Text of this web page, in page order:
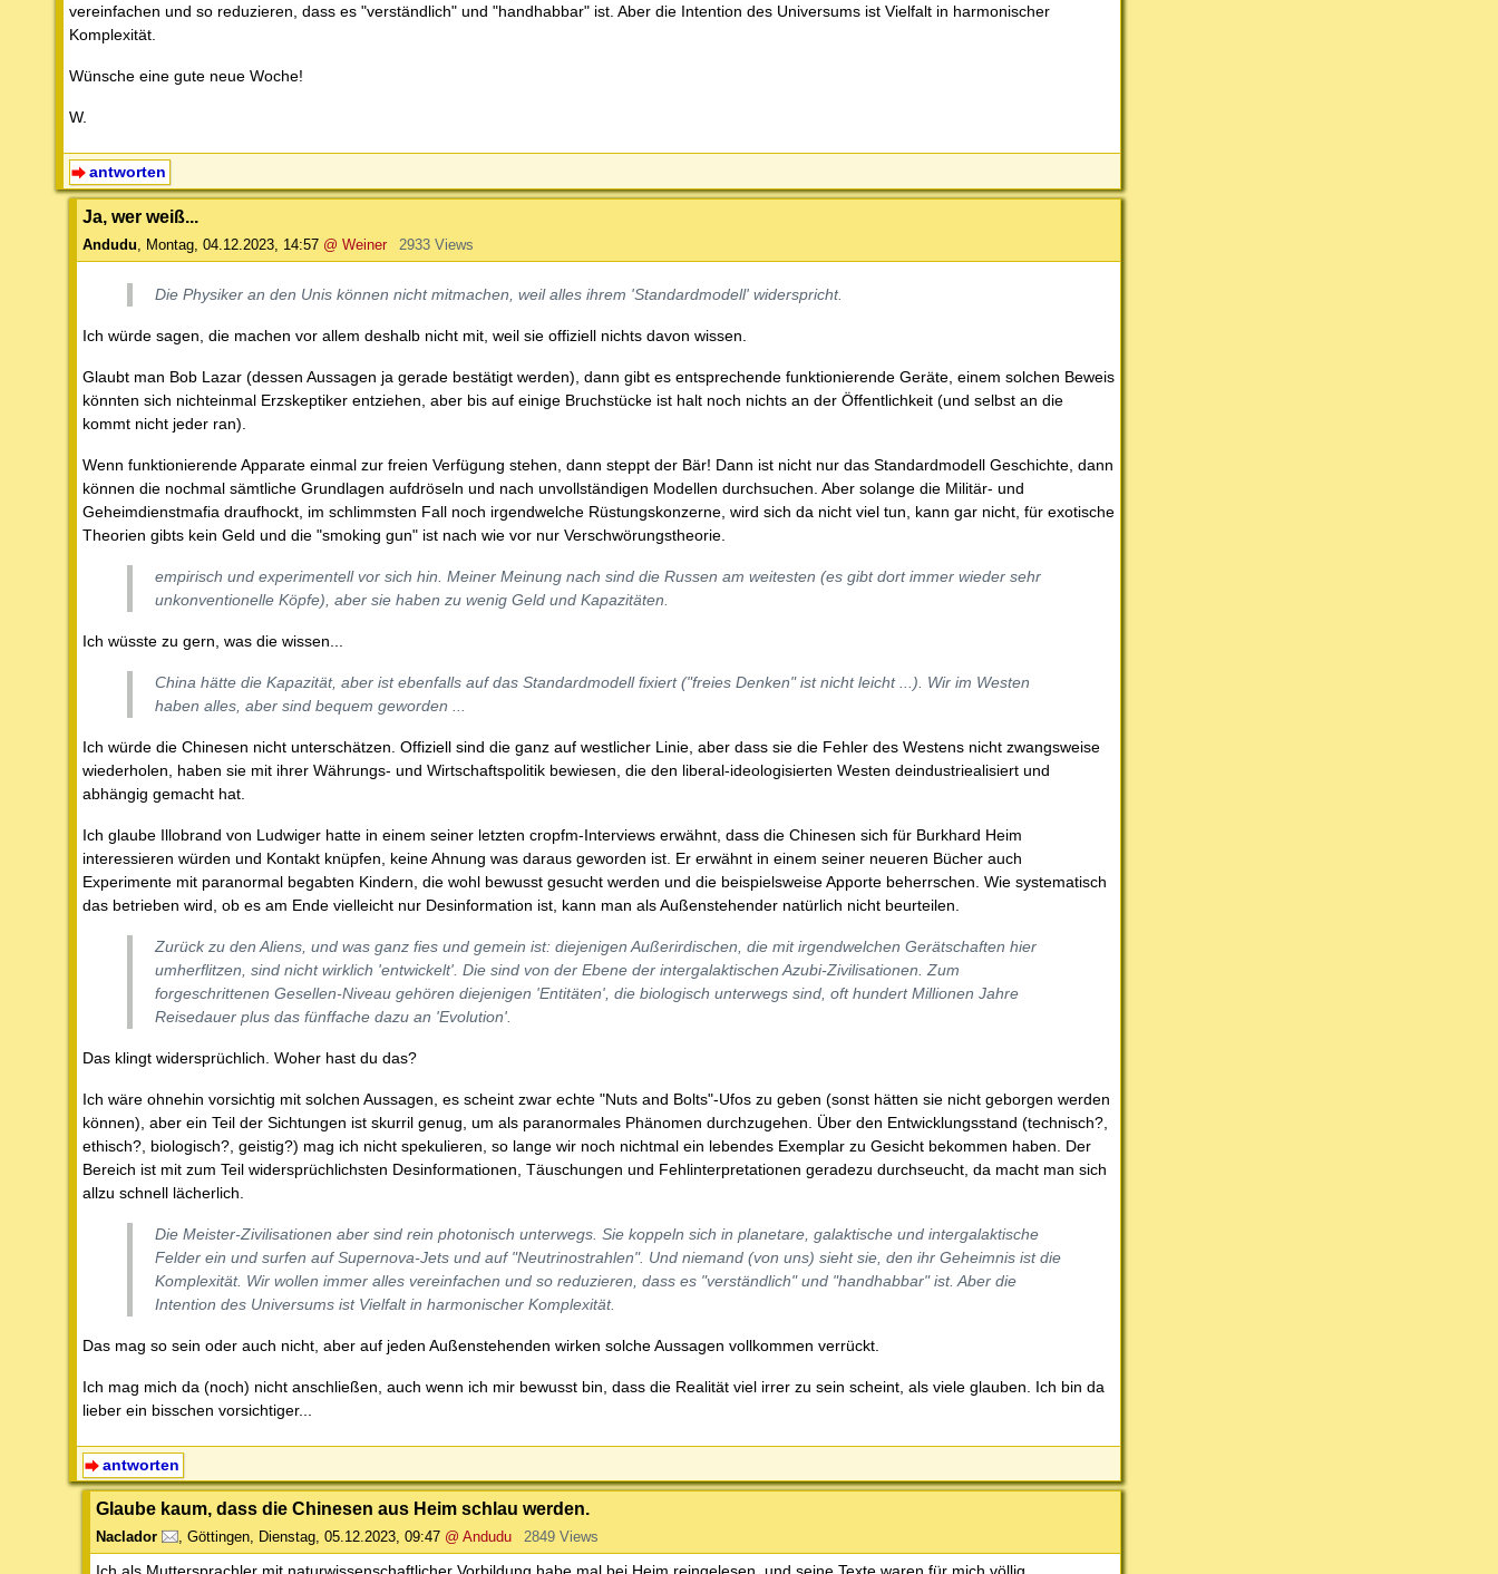
vereinfachen und so reduzieren, dass es "verständlich" und "handhabbar" ist. Aber die Intention des Universums ist Vielfalt in harmonischer
Komplexität.
Wünsche eine gute neue Woche!
W.
antworten
Ja, wer weiß...
Andudu Montag, 04.12.2023, 14:57 @ Weiner 2933 Views
Die Physiker an den Unis können nicht mitmachen, weil alles ihrem 'Standardmodell' widerspricht.
Ich würde sagen, die machen vor allem deshalb nicht mit, weil sie offiziell nichts davon wissen.
Glaubt man Bob Lazar (dessen Aussagen ja gerade bestätigt werden), dann gibt es entsprechende funktionierende Geräte, einem solchen Beweis
könnten sich nichteinmal Erzskeptiker entziehen, aber bis auf einige Bruchstücke ist halt noch nichts an der Öffentlichkeit (und selbst an die
kommt nicht jeder ran).
Wenn funktionierende Apparate einmal zur freien Verfügung stehen, dann steppt der Bär! Dann ist nicht nur das Standardmodell Geschichte, dann
können die nochmal sämtliche Grundlagen aufdröseln und nach unvollständigen Modellen durchsuchen. Aber solange die Militär- und
Geheimdienstmafia draufhockt, im schlimmsten Fall noch irgendwelche Rüstungskonzerne, wird sich da nicht viel tun, kann gar nicht, für exotische
Theorien gibts kein Geld und die "smoking gun" ist nach wie vor nur Verschwörungstheorie.
empirisch und experimentell vor sich hin. Meiner Meinung nach sind die Russen am weitesten (es gibt dort immer wieder sehr
unkonventionelle Köpfe), aber sie haben zu wenig Geld und Kapazitäten.
Ich wüsste zu gern, was die wissen...
China hätte die Kapazität, aber ist ebenfalls auf das Standardmodell fixiert ("freies Denken" ist nicht leicht ...). Wir im Westen
haben alles, aber sind bequem geworden ...
Ich würde die Chinesen nicht unterschätzen. Offiziell sind die ganz auf westlicher Linie, aber dass sie die Fehler des Westens nicht zwangsweise
wiederholen, haben sie mit ihrer Währungs- und Wirtschaftspolitik bewiesen, die den liberal-ideologisierten Westen deindustriealisiert und
abhängig gemacht hat.
Ich glaube Illobrand von Ludwiger hatte in einem seiner letzten cropfm-Interviews erwähnt, dass die Chinesen sich für Burkhard Heim
interessieren würden und Kontakt knüpfen, keine Ahnung was daraus geworden ist. Er erwähnt in einem seiner neueren Bücher auch
Experimente mit paranormal begabten Kindern, die wohl bewusst gesucht werden und die beispielsweise Apporte beherrschen. Wie systematisch
das betrieben wird, ob es am Ende vielleicht nur Desinformation ist, kann man als Außenstehender natürlich nicht beurteilen.
Zurück zu den Aliens, und was ganz fies und gemein ist: diejenigen Außerirdischen, die mit irgendwelchen Gerätschaften hier
umherflitzen, sind nicht wirklich 'entwickelt'. Die sind von der Ebene der intergalaktischen Azubi-Zivilisationen. Zum
forgeschrittenen Gesellen-Niveau gehören diejenigen 'Entitäten', die biologisch unterwegs sind, oft hundert Millionen Jahre
Reisedauer plus das fünffache dazu an 'Evolution'.
Das klingt widersprüchlich. Woher hast du das?
Ich wäre ohnehin vorsichtig mit solchen Aussagen, es scheint zwar echte "Nuts and Bolts"-Ufos zu geben (sonst hätten sie nicht geborgen werden
können), aber ein Teil der Sichtungen ist skurril genug, um als paranormales Phänomen durchzugehen. Über den Entwicklungsstand (technisch?,
ethisch?, biologisch?, geistig?) mag ich nicht spekulieren, so lange wir noch nichtmal ein lebendes Exemplar zu Gesicht bekommen haben. Der
Bereich ist mit zum Teil widersprüchlichsten Desinformationen, Täuschungen und Fehlinterpretationen geradezu durchseucht, da macht man sich
allzu schnell lächerlich.
Die Meister-Zivilisationen aber sind rein photonisch unterwegs. Sie koppeln sich in planetare, galaktische und intergalaktische
Felder ein und surfen auf Supernova-Jets und auf "Neutrinostrahlen". Und niemand (von uns) sieht sie, den ihr Geheimnis ist die
Komplexität. Wir wollen immer alles vereinfachen und so reduzieren, dass es "verständlich" und "handhabbar" ist. Aber die
Intention des Universums ist Vielfalt in harmonischer Komplexität.
Das mag so sein oder auch nicht, aber auf jeden Außenstehenden wirken solche Aussagen vollkommen verrückt.
Ich mag mich da (noch) nicht anschließen, auch wenn ich mir bewusst bin, dass die Realität viel irrer zu sein scheint, als viele glauben. Ich bin da
lieber ein bisschen vorsichtiger...
antworten
Glaube kaum, dass die Chinesen aus Heim schlau werden.
Naclador , Göttingen, Dienstag, 05.12.2023, 09:47 @ Andudu 2849 Views